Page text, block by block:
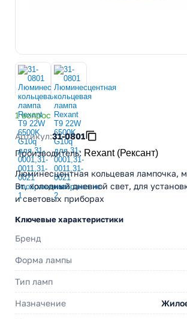
1 вопрос
Артикул:31-0801
Производитель: Rexant (Рексант)
Люминесцентная кольцевая лампочка,
Вт, холодный дневной свет, для
и световых приборах
Ключевые характеристики
Бренд
Форма лампы
Тип ламп
Назначение